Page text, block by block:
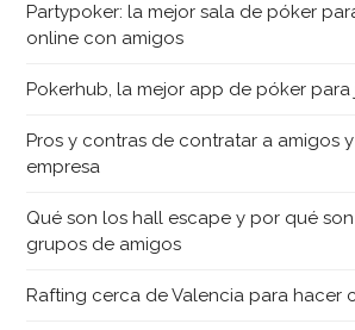
Partypoker: la mejor sala de póker
online con amigos
Pokerhub, la mejor app de póker
Pros y contras de contratar a amigos
empresa
Qué son los hall escape y por qué
grupos de amigos
Rafting cerca de Valencia para hacer